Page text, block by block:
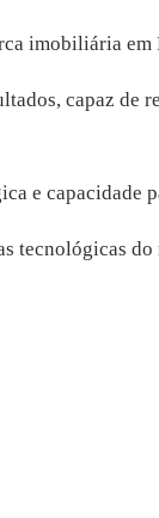
imobiliária
capaz de
e capacidade